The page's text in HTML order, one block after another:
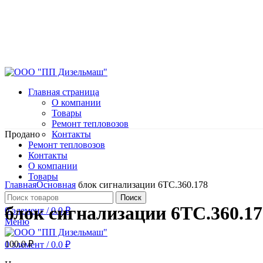
Главная страница
О компании
Товары
Ремонт тепловозов
Контакты
Ремонт тепловозов
Контакты
О компании
Товары
Поиск
0элемент / 0.0₽
Меню
0элемент / 0.0 ₽
Продано
Нажмите, чтобы увеличить
ГлавнаяОсновная блок сигнализации 6ТС.360.178
блок сигнализации
100.0₽